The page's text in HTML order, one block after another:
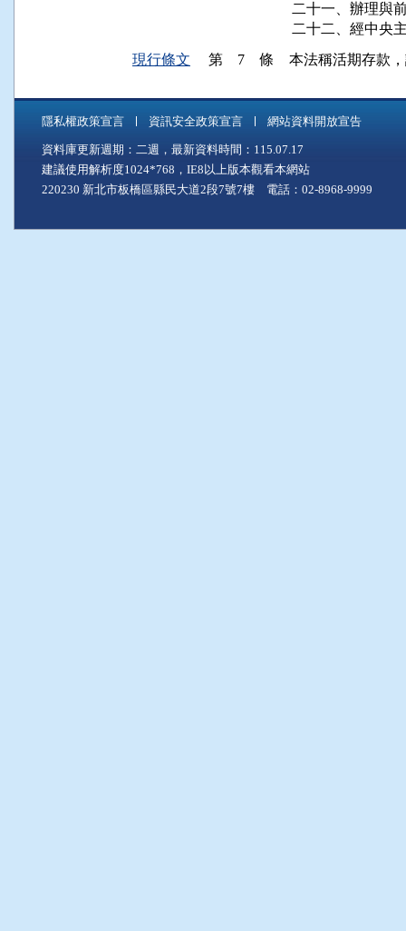
二十一、辦理與
二十二、經中央
現行條文
第 7 條 本法稱活期存款
隱私權政策宣言 資訊安全政策宣言 網站資料開放宣告
資料庫更新週期：二週，最新資料時間：115.07.17
建議使用解析度1024*768，IE8以上版本觀看本網站
220230 新北市板橋區縣民大道2段7號7樓 電話：02-8968-9999